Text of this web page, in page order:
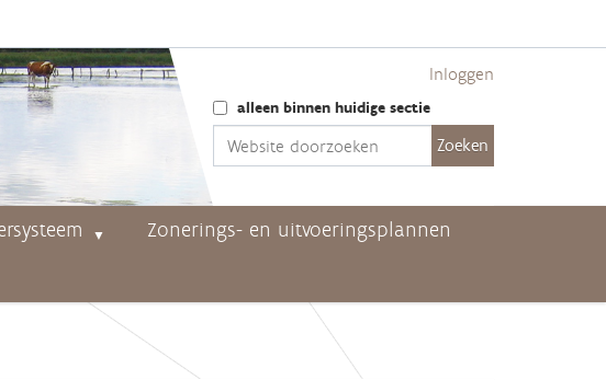
Zoekalleen binnen huidige sectie
Inloggen
Zonerings- en uitvoeringsplannen